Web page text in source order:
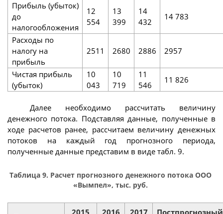
Прибыль (убыток)
до
налогообложения
12
554
13
399
14
432
14 783
Расходы по
налогу на
прибыль
2511 2680 2886 2957
Чистая прибыль
(убыток)
10
043
10
719
11
546
11 826
Далее необходимо рассчитать величину
денежного потока. Подставляя данные, полученные в
ходе расчетов ранее, рассчитаем величину денежных
потоков на каждый год прогнозного периода,
полученные данные представим в виде табл. 9.
Таблица 9. Расчет прогнозного денежного потока ООО
«Вымпел», тыс. руб.
2015
2016
2017
Постпрогнозный